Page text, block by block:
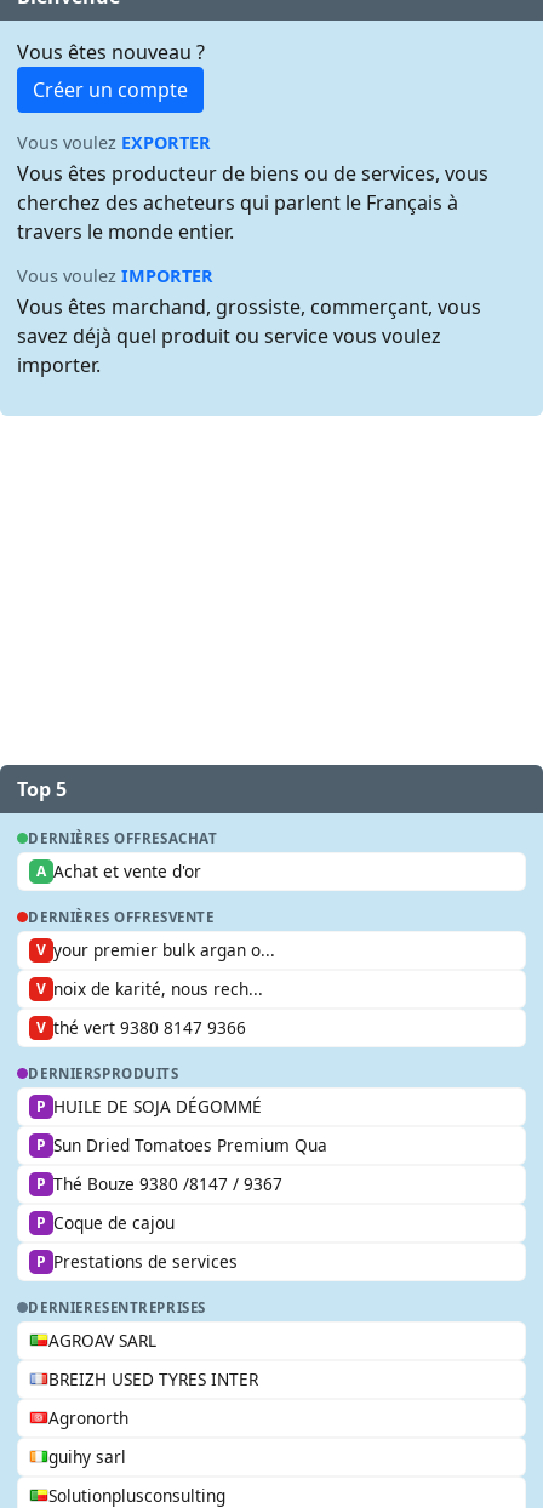
Vous êtes nouveau ?
Créer un compte
Vous voulez EXPORTER
Vous êtes producteur de biens ou de services, vous
cherchez des acheteurs qui parlent le Français à
travers le monde entier.
Vous voulezIMPORTER
Vous êtes marchand, grossiste, commerçant, vous
savez déjà quel produit ou service vous voulez
importer.
Top 5
DERNIÈRES OFFRESACHAT
A Achat et vente d'or
DERNIÈRES OFFRESVENTE
V your premier bulk argan o...
V noix de karité, nous rech...
V thé vert 9380 8147 9366
DERNIERSPRODUITS
P HUILE DE SOJA DÉGOMMÉ
P Sun Dried Tomatoes Premium Qua
P Thé Bouze 9380 /8147 / 9367
P Coque de cajou
P Prestations de services
DERNIERESENTREPRISES
AGROAV SARL
BREIZH USED TYRES INTER
Agronorth
guihy sarl
Solutionplusconsulting